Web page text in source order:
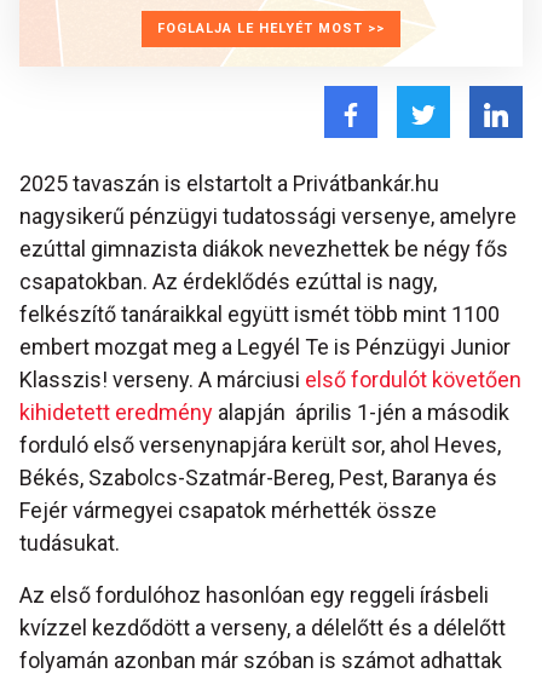
FOGLALJA LE HELYÉT MOST >>
2025 tavaszán is elstartolt a Privátbankár.hu
nagysikerű pénzügyi tudatossági versenye, amelyre
ezúttal gimnazista diákok nevezhettek be négy fős
csapatokban. Az érdeklődés ezúttal is nagy,
felkészítő tanáraikkal együtt ismét több mint 1100
embert mozgat meg a Legyél Te is Pénzügyi Junior
Klasszis! verseny. A márciusi első fordulót követően
kihidetett eredmény alapján április 1-jén a második
forduló első versenynapjára került sor, ahol Heves,
Békés, Szabolcs-Szatmár-Bereg, Pest, Baranya és
Fejér vármegyei csapatok mérhették össze
tudásukat.
Az első fordulóhoz hasonlóan egy reggeli írásbeli
kvízzel kezdődött a verseny, a délelőtt és a délelőtt
folyamán azonban már szóban is számot adhattak